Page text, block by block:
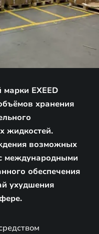
EXEED
хранения
жидкостей.
возможных
международными
обеспечения
ухудшения